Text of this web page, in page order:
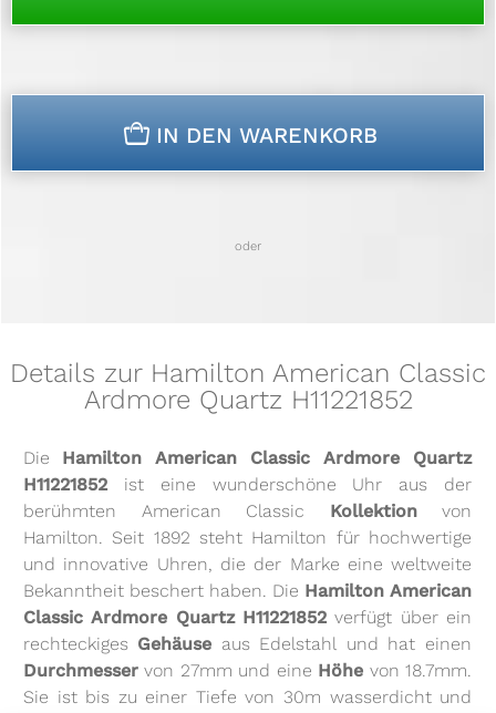
n IN DEN WARENKORB
oder
Details zur Hamilton American Classic
Ardmore Quartz H11221852
Die Hamilton American Classic Ardmore Quartz
H11221852 ist eine wunderschöne Uhr aus der
berühmten American Classic Kollektion von
Hamilton. Seit 1892 steht Hamilton für hochwertige
und innovative Uhren, die der Marke eine weltweite
Bekanntheit beschert haben. Die Hamilton American
Classic Ardmore Quartz H11221852 verfügt über ein
rechteckiges Gehäuse aus Edelstahl und hat einen
Durchmesser von 27mm und eine Höhe von 18.7mm.
Sie ist bis zu einer Tiefe von 30m wasserdicht und